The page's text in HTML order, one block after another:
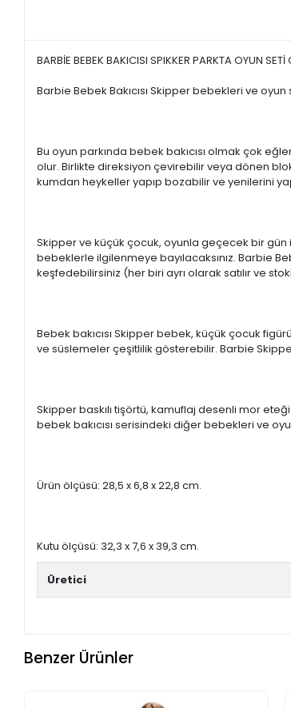
BARBİE BEBEK BAKICISI SPIKKER PARKTA OYUN
Barbie Bebek Bakıcısı Skipper bebekleri ve
Bu oyun parkında bebek bakıcısı olmak çok
olur. Birlikte direksiyon çevirebilir veya dönen
kumdan heykeller yapıp bozabilir ve yenilerini
Skipper ve küçük çocuk, oyunla geçecek bir gün
bebeklerle ilgilenmeye bayılacaksınız. Barbie
keşfedebilirsiniz (her biri ayrı olarak satılır ve
Bebek bakıcısı Skipper bebek, küçük çocuk
ve süslemeler çeşitlilik gösterebilir. Barbie
Skipper baskılı tişörtü, kamuflaj desenli mor eteği
bebek bakıcısı serisindeki diğer bebekleri ve
Ürün ölçüsü: 28,5 x 6,8 x 22,8 cm.
Kutu ölçüsü: 32,3 x 7,6 x 39,3 cm.
Üretici
Benzer Ürünler